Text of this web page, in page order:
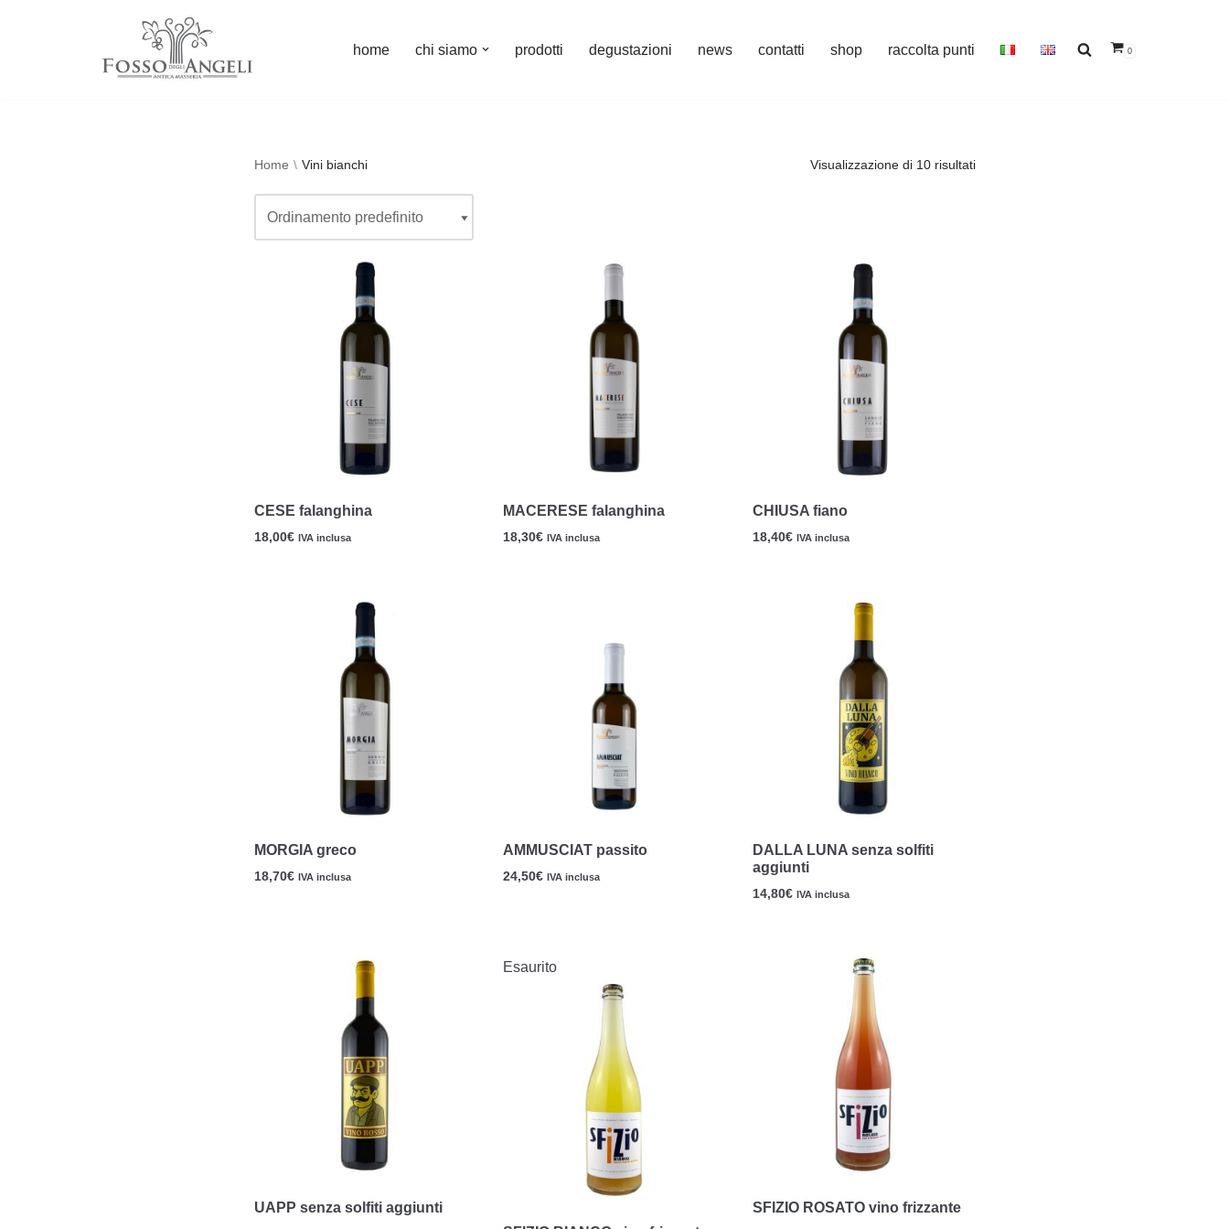
home chi siamo prodotti degustazioni news contatti shop raccolta punti 0
Home \ Vini bianchi Visualizzazione di 10 risultati
CESE falanghina
18,00€ IVA inclusa
MACERESE falanghina
18,30€ IVA inclusa
CHIUSA fiano
18,40€ IVA inclusa
MORGIA greco
18,70€ IVA inclusa
AMMUSCIAT passito
24,50€ IVA inclusa
DALLA LUNA senza solfiti
aggiunti
14,80€ IVA inclusa
UAPP senza solfiti aggiunti
Esaurito
SFIZIO ROSATO vino frizzante